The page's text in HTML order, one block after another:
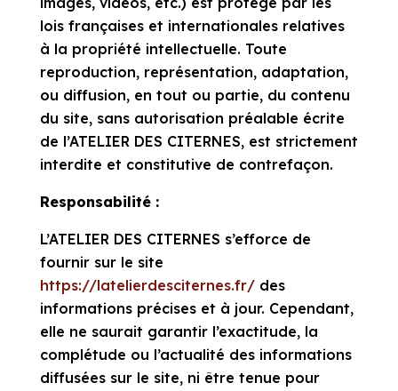
lois françaises et internationales relatives
à la propriété intellectuelle. Toute
reproduction, représentation, adaptation,
ou diffusion, en tout ou partie, du contenu
du site, sans autorisation préalable écrite
de l’ATELIER DES CITERNES, est strictement
interdite et constitutive de contrefaçon.
Responsabilité :
L’ATELIER DES CITERNES s’efforce de
fournir sur le site
https://latelierdesciternes.fr/des
informations précises et à jour. Cependant,
elle ne saurait garantir l’exactitude, la
complétude ou l’actualité des informations
diffusées sur le site, ni être tenue pour